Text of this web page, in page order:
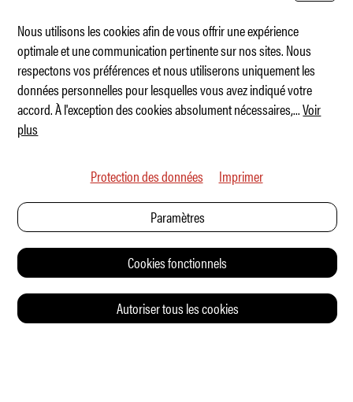
Le bus – mon ennemi naturel
Nous utilisons les cookies afin de vous offrir une expérience
optimale et une communication pertinente sur nos sites. Nous
respectons vos préférences et nous utiliserons uniquement les
données personnelles pour lesquelles vous avez indiqué votre
accord. À l'exception des cookies absolument nécessaires,...Voir
plus
Protection des données Imprimer
Paramètres
Cookies fonctionnels
Autoriser tous les cookies